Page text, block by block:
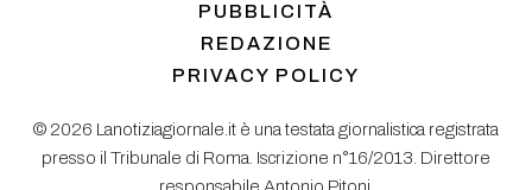
PUBBLICITÀ
REDAZIONE
PRIVACY POLICY
© 2026 Lanotiziagiornale.it è una testata giornalistica registrata
presso il Tribunale di Roma. Iscrizione n°16/2013. Direttore